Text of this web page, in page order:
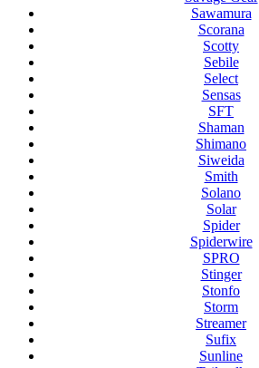
Sawamura
Scorana
Scotty
Sebile
Select
Sensas
SFT
Shaman
Shimano
Siweida
Smith
Solano
Solar
Spider
Spiderwire
SPRO
Stinger
Stonfo
Storm
Streamer
Sufix
Sunline